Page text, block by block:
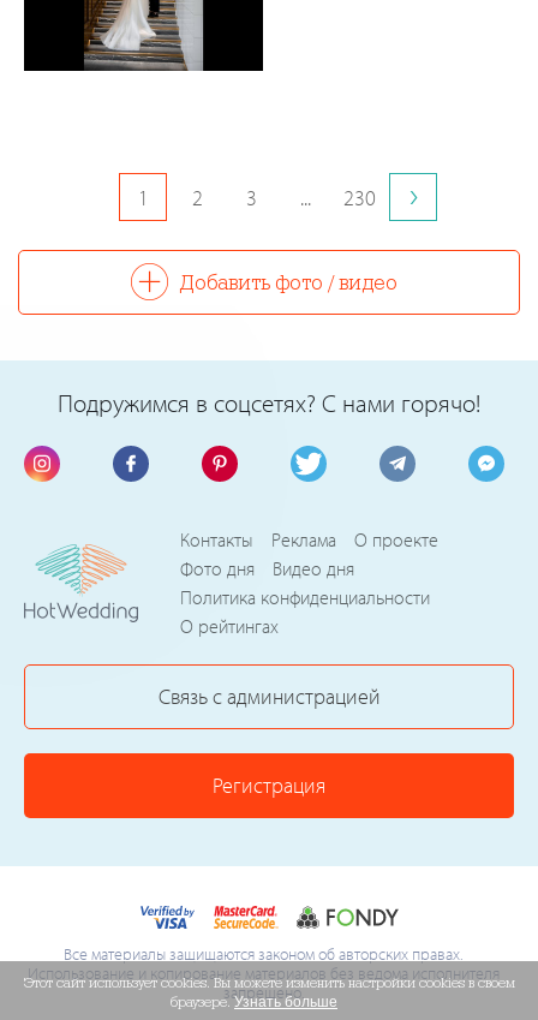
0 0
1 2 3 ... 230
Добавить фото / видео
Подружимся в соцсетях? С нами горячо!
Контакты Реклама
О проекте
Фото дня
Видео дня
Политика конфиденциальности
О рейтингах
Связь с администрацией
Регистрация
Все материалы защищаются законом об авторских правах.
Использование и копирование материалов без ведома исполнителя
запрещено.
Этот сайт использует cookies. Вы можете изменить настройки cookies в своем
браузере.Узнать больше